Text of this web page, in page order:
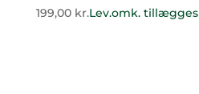
199,00 kr.Lev.omk. tillægges